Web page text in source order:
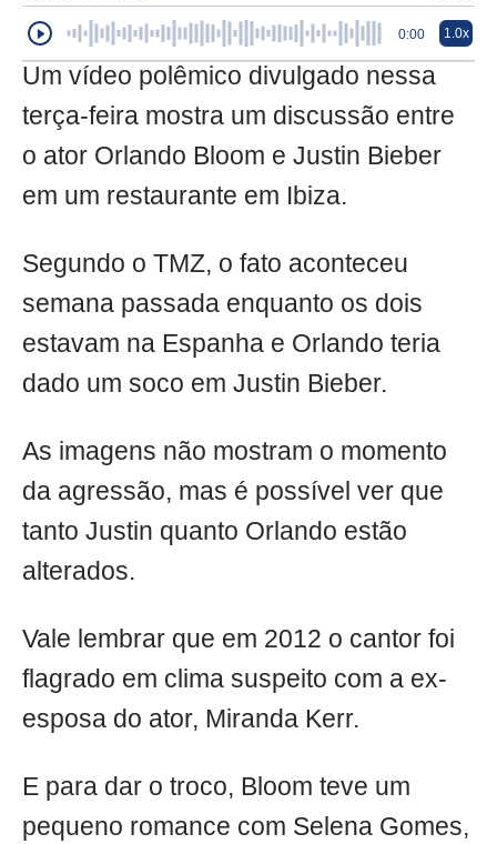
0:00 1.0x
Um vídeo polêmico divulgado nessa
terça-feira mostra um discussão entre
o ator Orlando Bloom e Justin Bieber
em um restaurante em Ibiza.
Segundo o TMZ, o fato aconteceu
semana passada enquanto os dois
estavam na Espanha e Orlando teria
dado um soco em Justin Bieber.
As imagens não mostram o momento
da agressão, mas é possível ver que
tanto Justin quanto Orlando estão
alterados.
Vale lembrar que em 2012 o cantor foi
flagrado em clima suspeito com a ex-
esposa do ator, Miranda Kerr.
E para dar o troco, Bloom teve um
pequeno romance com Selena Gomes,